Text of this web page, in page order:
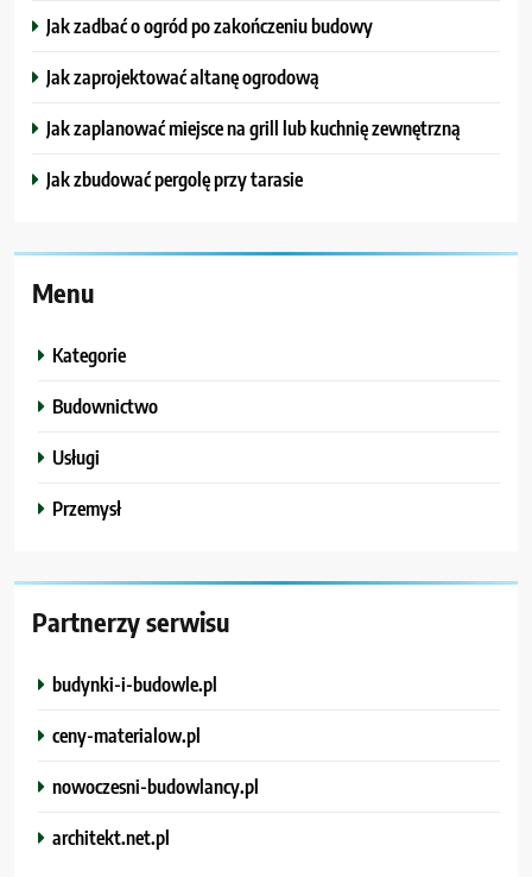
Jak zadbać o ogród po zakończeniu budowy
Jak zaprojektować altanę ogrodową
Jak zaplanować miejsce na grill lub kuchnię zewnętrzną
Jak zbudować pergolę przy tarasie
Menu
Kategorie
Budownictwo
Usługi
Przemysł
Partnerzy serwisu
budynki-i-budowle.pl
ceny-materialow.pl
nowoczesni-budowlancy.pl
architekt.net.pl